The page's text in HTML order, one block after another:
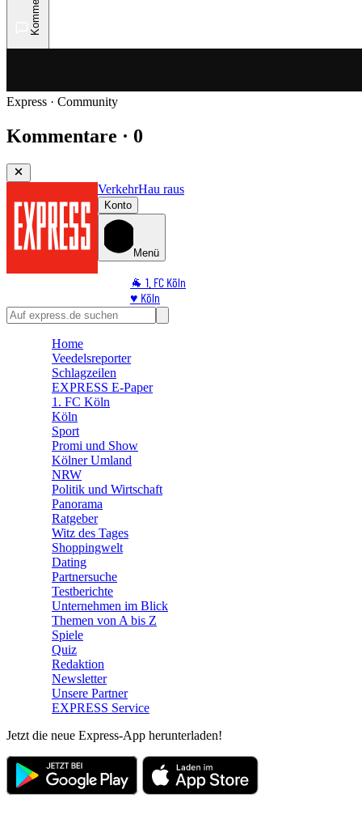
Express · Community
Kommentare · 0
VerkehrHau raus
Konto
Menü
🐐 1. FC Köln
♥️ Köln
⭐ Promi
🛒 Shoppingwelt
Home
Veedelsreporter
Schlagzeilen
EXPRESS E-Paper
1. FC Köln
Köln
Sport
Promi und Show
Kölner Umland
NRW
Politik und Wirtschaft
Panorama
Ratgeber
Witz des Tages
Shoppingwelt
Dating
Partnersuche
Testberichte
Unternehmen im Blick
Themen von A bis Z
Spiele
Quiz
Redaktion
Newsletter
Unsere Partner
EXPRESS Service
Jetzt die neue Express-App herunterladen!